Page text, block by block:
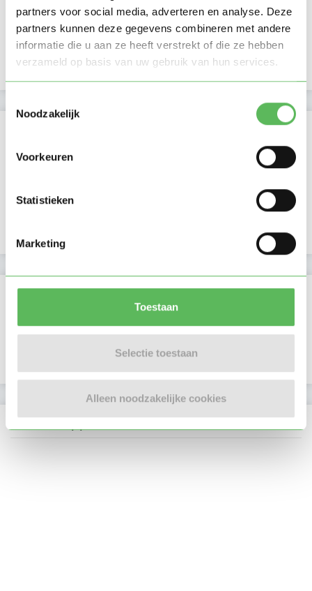
partners voor social media, adverteren en analyse. Deze
partners kunnen deze gegevens combineren met andere
informatie die u aan ze heeft verstrekt of die ze hebben
verzameld op basis van uw gebruik van hun services.
Noodzakelijk
Voorkeuren
Statistieken
Marketing
Toestaan
Selectie toestaan
Alleen noodzakelijke cookies
Namiddag
Avond
Nacht
NIEUW
Laatste activiteit 30-05-2026
Lid sinds 30-05-2026
Verificaties
E-mailadres is geverifieerd
Telefoonnummer is geverifieerd
Locatie oppasadres (Rotterdam)